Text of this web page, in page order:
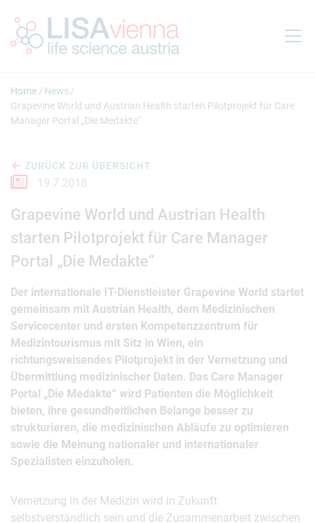
Home
News
Grapevine World und Austrian Health starten Pilotprojekt für Care
Manager Portal „Die Medakte“
ZURÜCK ZUR ÜBERSICHT
19.7.2018
Grapevine World und Austrian Health
starten Pilotprojekt für Care Manager
Portal „Die Medakte“
Der internationale IT-Dienstleister Grapevine World startet
gemeinsam mit Austrian Health, dem Medizinischen
Servicecenter und ersten Kompetenzzentrum für
Medizintourismus mit Sitz in Wien, ein
richtungsweisendes Pilotprojekt in der Vernetzung und
Übermittlung medizinischer Daten. Das Care Manager
Portal „Die Medakte“ wird Patienten die Möglichkeit
bieten, ihre gesundheitlichen Belange besser zu
strukturieren, die medizinischen Abläufe zu optimieren
sowie die Meinung nationaler und internationaler
Spezialisten einzuholen.
Vernetzung in der Medizin wird in Zukunft
selbstverständlich sein und die Zusammenarbeit zwischen